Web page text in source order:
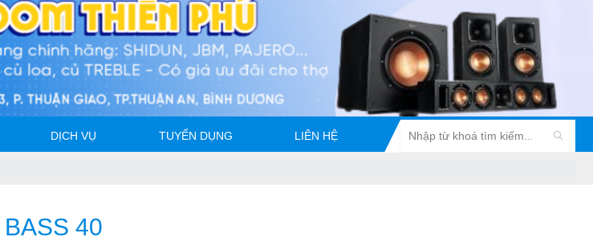
DỊCH VỤ TUYỂN DỤNG LIÊN HỆ
BASS 40